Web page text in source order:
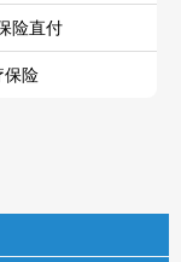
险直付
保险